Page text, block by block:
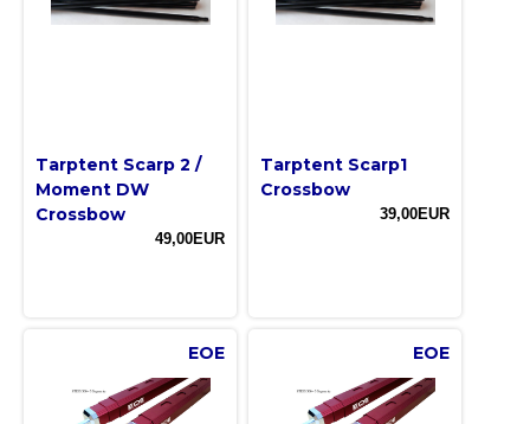
Tarptent Scarp 2 /
Moment DW
Crossbow
49,00EUR
Tarptent Scarp1
Crossbow
39,00EUR
EOE EOE